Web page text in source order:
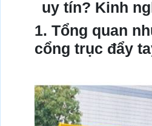
uy tín? Kinh
1. Tổng quan
cổng trục đẩy